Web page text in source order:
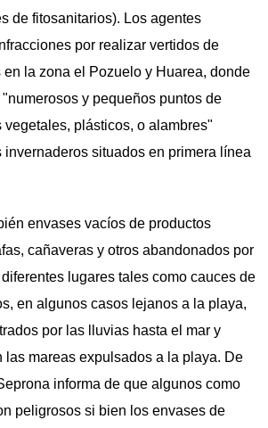
de fitosanitarios). Los agentes
por realizar vertidos de
la zona el Pozuelo y Huarea, donde
y pequeños puntos de
plásticos, o alambres"
invernaderos situados en primera línea
envases vacíos de productos
cañaveras y otros abandonados por
lugares tales como cauces de
en algunos casos lejanos a la playa,
por las lluvias hasta el mar y
las mareas expulsados a la playa. De
informa de que algunos como
peligrosos si bien los envases de